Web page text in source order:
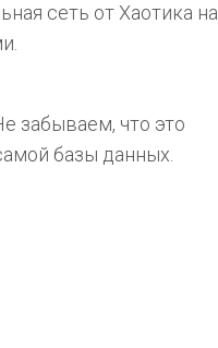
сеть от Хаотика на
забываем, что это
базы данных.